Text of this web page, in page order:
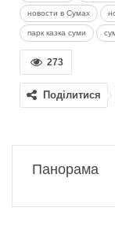
новости в Сумах
парк казка суми
273
Поділитися
Панорама